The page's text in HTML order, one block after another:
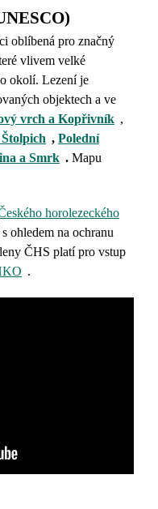
oblíbená pro značný
vlivem velké
okolí. Lezení je
objektech a ve
vrch a Kopřivník ,
, Polední
a Smrk . Mapu
horolezeckého
ohledem na ochranu
ČHS platí pro vstup
.